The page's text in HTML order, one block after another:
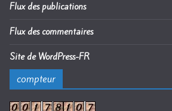
Flux des publications
Flux des commentaires
Site de WordPress-FR
compteur